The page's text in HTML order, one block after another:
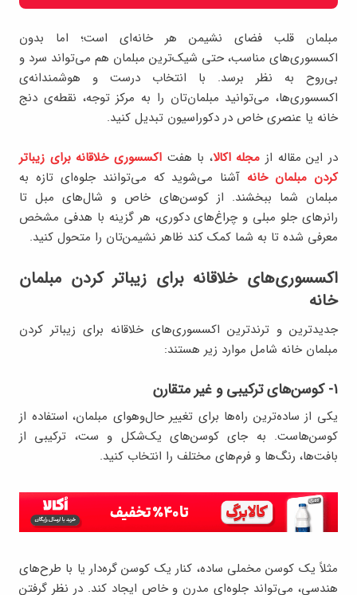
مبلمان قلب فضای نشیمن هر خانه‌ای است؛ اما بدون
اکسسوری‌های مناسب، حتی شیک‌ترین مبلمان هم می‌تواند سرد و
بی‌روح به نظر برسد. با انتخاب درست و هوشمندانه‌ی
اکسسوری‌ها، می‌توانید مبلمان‌تان را به مرکز توجه، نقطه‌ی دنج
خانه یا عنصری خاص در دکوراسیون تبدیل کنید.
در این مقاله از مجله اکالا، با هفتاکسسوری خلاقانه برای زیباتر
کردن مبلمان خانه آشنا می‌شوید که می‌توانند جلوه‌ای تازه به
مبلمان شما ببخشند. از کوسن‌های خاص و شال‌های مبل تا
رانرهای جلو مبلی و چراغ‌های دکوری، هر گزینه با هدفی مشخص
معرفی شده تا به شما کمک کند ظاهر نشیمن‌تان را متحول کنید.
اکسسوری‌های خلاقانه برای زیباتر کردن مبلمان
خانه
جدیدترین و ترندترین اکسسوری‌های خلاقانه برای زیباتر کردن
مبلمان خانه شامل موارد زیر هستند:
۱- کوسن‌های ترکیبی و غیر متقارن
یکی از ساده‌ترین راه‌ها برای تغییر حال‌وهوای مبلمان، استفاده از
کوسن‌هاست. به‌ جای کوسن‌های یک‌شکل و ست، ترکیبی از
بافت‌ها، رنگ‌ها و فرم‌های مختلف را انتخاب کنید.
مثلاً یک کوسن مخملی ساده، کنار یک کوسن گره‌دار یا با طرح‌های
هندسی، می‌تواند جلوه‌ای مدرن و خاص ایجاد کند. در نظر گرفتن